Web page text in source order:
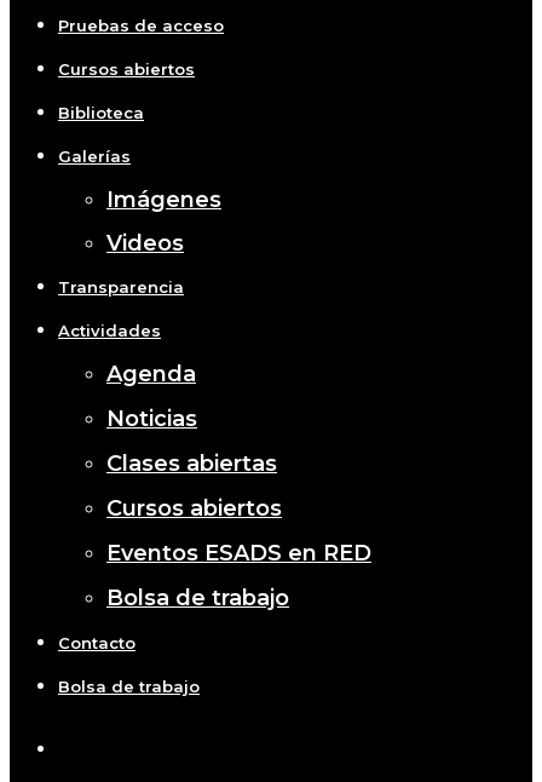
Pruebas de acceso
Cursos abiertos
Biblioteca
Galerías
Imágenes
Videos
Transparencia
Actividades
Agenda
Noticias
Clases abiertas
Cursos abiertos
Eventos ESADS en RED
Bolsa de trabajo
Contacto
Bolsa de trabajo